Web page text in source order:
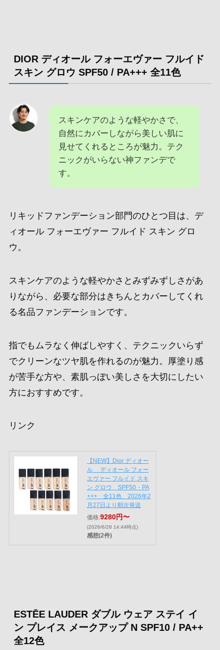
DIOR ディオール フォーエヴァー フルイド
スキン グロウ SPF50 / PA+++ 全11色
スキンケアのような軽やかさで、
自然にカバーしながら美しい肌に
見せてくれるところが魅力。テク
ニックがいらない神ファンデで
す。
リキッドファンデーション部門のひとつ目は、デ
ィオール フォーエヴァー フルイド スキン グロ
ウ。
スキンケアのような軽やかさとみずみずしさがあ
りながら、必要な部分はきちんとカバーしてくれ
る名品ファンデーションです。
指でもムラなく伸ばしやすく、テクニックいらず
でクリーンなツヤ肌を作れるのが魅力。厚塗り感
が苦手な方や、素肌っぽい美しさを大切にしたい
方におすすめです。
リンク
【NEW】Dior ディオー
ル ディオール フォー
エヴァー フルイド スキ
ン グロウ SPF50・PA
+++ 全11色 2026年2
月27日より順次発送
価格:9280円〜
(2026/6/28 14:44時点)
感想(2件)
ESTĒE LAUDER ダブル ウェア ステイ イ
ン プレイス メークアップ N SPF10 / PA++
全12色